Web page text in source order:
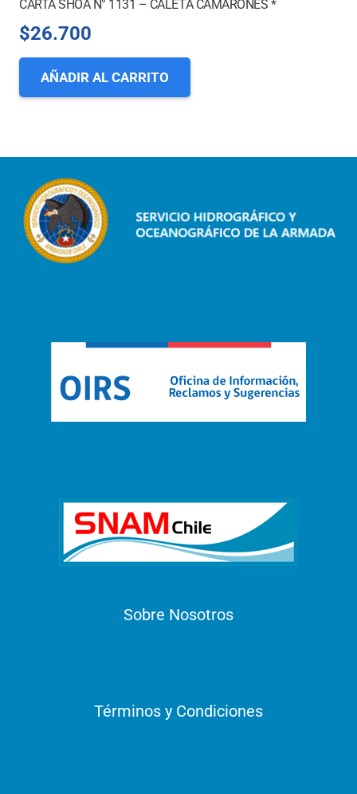
CARTA SHOA N° 1131 – CALETA CAMARONES *
$26.700
AÑADIR AL CARRITO
Sobre Nosotros
Términos y Condiciones